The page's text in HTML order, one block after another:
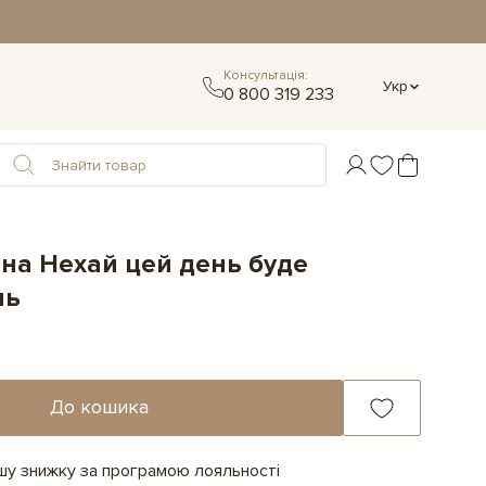
Консультація:
0 800 319 233 Укр
Нехай цей день буде
До кошика
знижку за програмою лояльності